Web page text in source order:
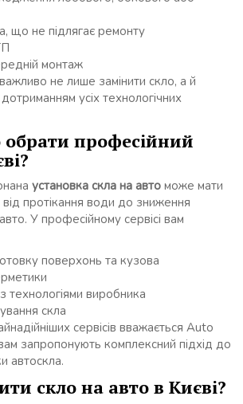
що не підлягає ремонту
монтаж
не лише замінити скло, а й
усіх технологічних
професійний
установка скла на авто може мати
від протікання води до зниження
У професійному сервісі вам
поверхонь та кузова
технологіями виробника
скла
сервісів вважається Auto
запропонують комплексний підхід до
автоскла.
скло на авто в Києві?